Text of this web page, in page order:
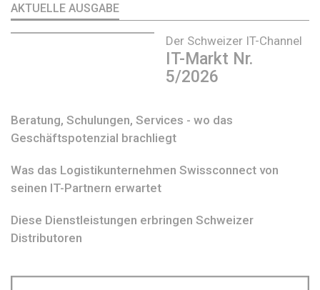
AKTUELLE AUSGABE
Der Schweizer IT-Channel
IT-Markt Nr.
5/2026
Beratung, Schulungen, Services - wo das
Geschäftspotenzial brachliegt
Was das Logistikunternehmen Swissconnect von
seinen IT-Partnern erwartet
Diese Dienstleistungen erbringen Schweizer
Distributoren